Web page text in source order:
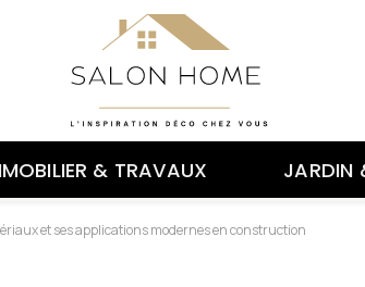
& TRAVAUX JARDIN
et ses applications modernes en construction